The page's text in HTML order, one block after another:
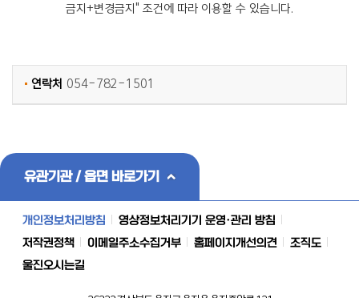
금지+변경금지" 조건에 따라 이용할 수 있습니다.
연락처 054-782-1501
유관기관 / 읍면 바로가기
개인정보처리방침
영상정보처리기기 운영·관리 방침
저작권정책
이메일주소수집거부 홈페이지개선의견
조직도
울진오시는길